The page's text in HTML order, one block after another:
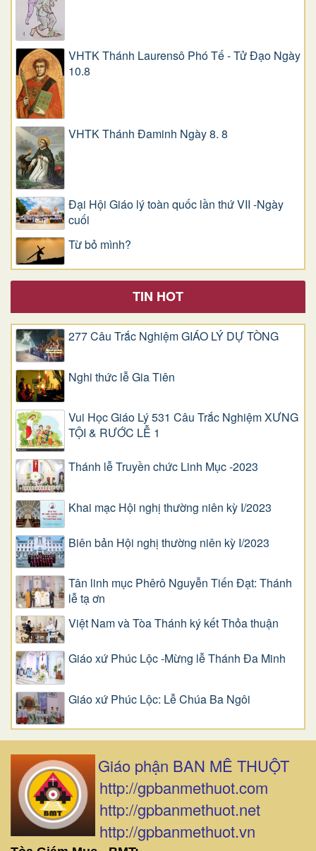
VHTK Thánh Laurensô Phó Tế - Tử Đạo Ngày
10.8
VHTK Thánh Đaminh Ngày 8. 8
Đại Hội Giáo lý toàn quốc lần thứ VII -Ngày
cuối
Từ bỏ mình?
TIN HOT
277 Câu Trắc Nghiệm GIÁO LÝ DỰ TÒNG
Nghi thức lễ Gia Tiên
Vui Học Giáo Lý 531 Câu Trắc Nghiệm XƯNG
TỘI & RƯỚC LỄ 1
Thánh lễ Truyền chức Linh Mục -2023
Khai mạc Hội nghị thường niên kỳ I/2023
Biên bản Hội nghị thường niên kỳ I/2023
Tân linh mục Phêrô Nguyễn Tiến Đạt: Thánh
lễ tạ ơn
Việt Nam và Tòa Thánh ký kết Thỏa thuận
Giáo xứ Phúc Lộc -Mừng lễ Thánh Đa Minh
Giáo xứ Phúc Lộc: Lễ Chúa Ba Ngôi
Giáo phận BAN MÊ THUỘT
http://gpbanmethuot.com
http://gpbanmethuot.net
http://gpbanmethuot.vn